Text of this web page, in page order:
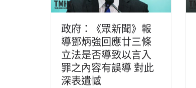
政府：《眾新聞》報
導鄧炳強回應廿三條
立法是否導致以言入
罪之內容有誤導 對此
深表遺憾